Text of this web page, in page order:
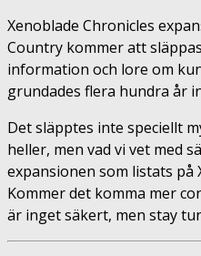
Xenoblade Chronicles
Country kommer att
information och lore om
grundades flera hundra år
Det släpptes inte speciellt
heller, men vad vi vet med
expansionen som listats på
Kommer det komma mer
är inget säkert, men stay